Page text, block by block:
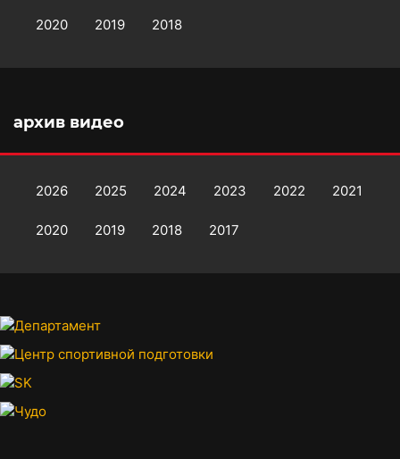
2020 2019 2018
архив видео
2026 2025 2024 2023 2022 2021
2020 2019 2018 2017